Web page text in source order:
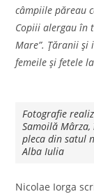
câmpiile păreau
Copiii alergau în
Mare”. Ţăranii şi
femeile şi fetele
Fotografie
Samoilă
pleca din satul
Alba Iulia
Nicolae Iorga